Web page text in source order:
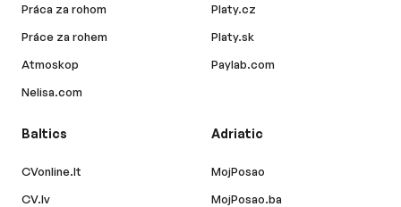
Práca za rohom
Práce za rohem
Atmoskop
Nelisa.com
Platy.cz
Platy.sk
Paylab.com
Baltics
CVonline.lt
CV.lv
Adriatic
MojPosao
MojPosao.ba